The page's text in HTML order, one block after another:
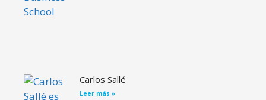
Carlos Sallé
Leer más »